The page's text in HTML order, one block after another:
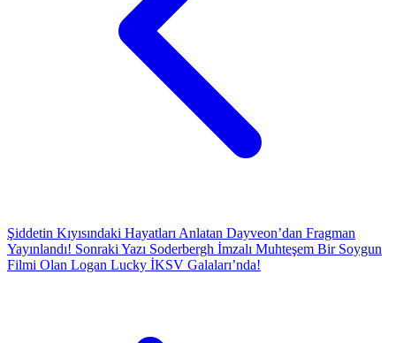
Şiddetin Kıyısındaki Hayatları Anlatan Dayveon’dan Fragman
Yayınlandı! Sonraki Yazı Soderbergh İmzalı Muhteşem Bir Soygun
Filmi Olan Logan Lucky İKSV Galaları’nda!